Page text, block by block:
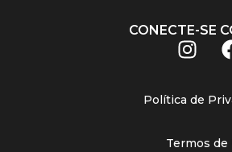
CONECTE-SE
Política de
Termos de